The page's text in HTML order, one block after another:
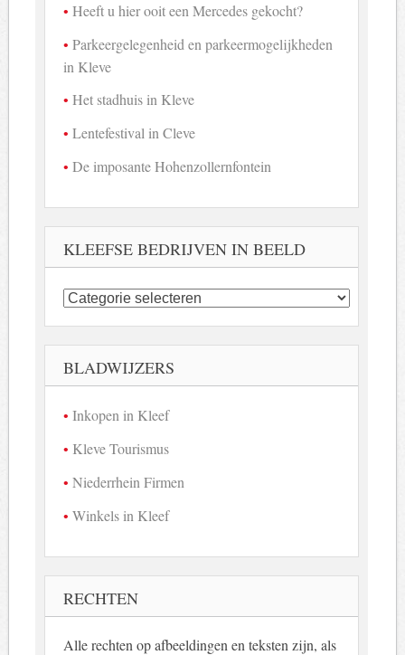
Heeft u hier ooit een Mercedes gekocht?
Parkeergelegenheid en parkeermogelijkheden
in Kleve
Het stadhuis in Kleve
Lentefestival in Cleve
De imposante Hohenzollernfontein
KLEEFSE BEDRIJVEN IN BEELD
Kleefse
bedrijven
beeld
BLADWIJZERS
Inkopen in Kleef
Kleve Tourismus
Niederrhein Firmen
Winkels in Kleef
RECHTEN
Alle rechten op afbeeldingen en teksten zijn, als